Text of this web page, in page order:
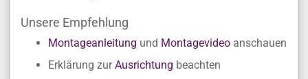
Unsere Empfehlung
Montageanleitung und Montagevideo anschauen
Erklärung zurAusrichtung beachten